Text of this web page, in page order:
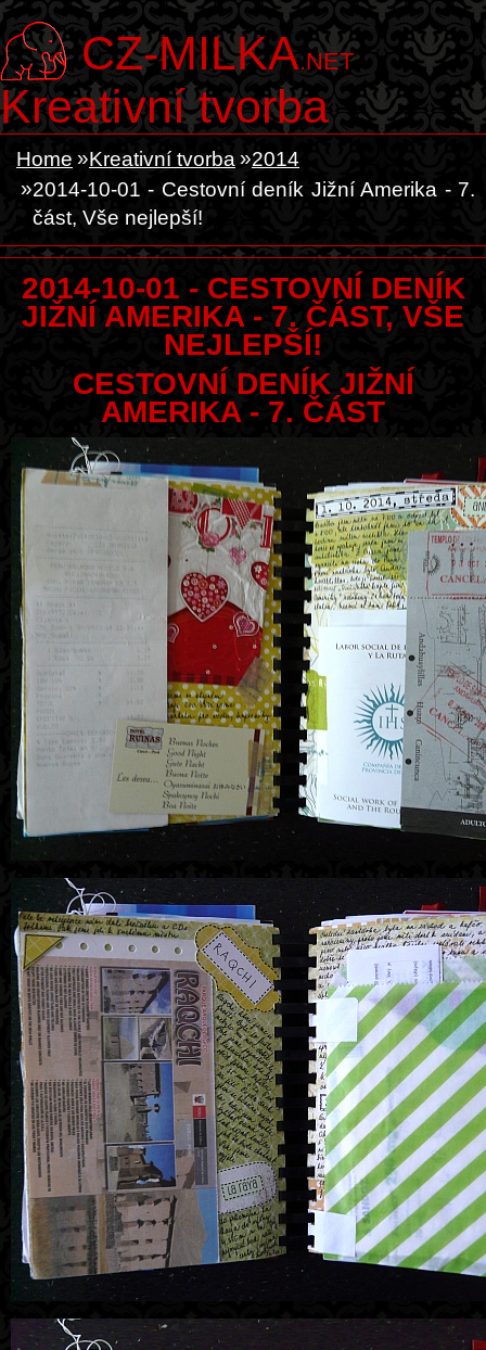
CZ-MILKA.NET
Kreativní tvorba
Home Kreativní tvorba
2014
2014-10-01 - Cestovní deník Jižní Amerika - 7.
část, Vše nejlepší!
2014-10-01 - CESTOVNÍ DENÍK
JIŽNÍ AMERIKA - 7. ČÁST, VŠE
NEJLEPŠÍ!
CESTOVNÍ DENÍK JIŽNÍ
AMERIKA - 7. ČÁST